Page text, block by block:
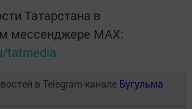
Татарстана в
мессенджере MАХ:
tatmedia
в Telegram-канале Бугульма